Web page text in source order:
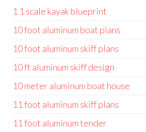
1 1 scale kayak blueprint
10 foot aluminum boat plans
10 foot aluminum skiff plans
10 ft aluminum skiff design
10 meter aluminum boat house
11 foot aluminum skiff plans
11 foot aluminum tender